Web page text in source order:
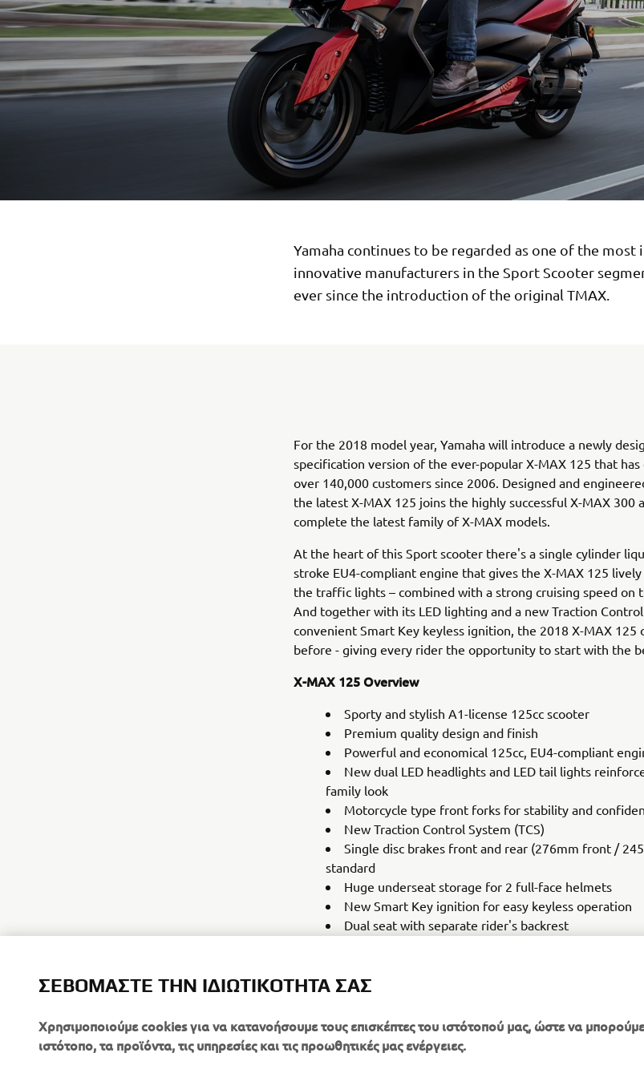
Yamaha continues to be regarded as one of the most
innovative manufacturers in the Sport Scooter
ever since the introduction of the original TMAX.
For the 2018 model year, Yamaha will introduce a newly
specification version of the ever-popular X-MAX 125 that
over 140,000 customers since 2006. Designed and
the latest X-MAX 125 joins the highly successful X-MAX 300
complete the latest family of X-MAX models.
At the heart of this Sport scooter there's a single cylinder
stroke EU4-compliant engine that gives the X-MAX 125
the traffic lights – combined with a strong cruising speed on
And together with its LED lighting and a new Traction
convenient Smart Key keyless ignition, the 2018 X-MAX
before - giving every rider the opportunity to start with the
X-MAX 125 Overview
Sporty and stylish A1-license 125cc scooter
Premium quality design and finish
Powerful and economical 125cc, EU4-compliant
New dual LED headlights and LED tail lights
family look
Motorcycle type front forks for stability and
New Traction Control System (TCS)
Single disc brakes front and rear (276mm front /
standard
Huge underseat storage for 2 full-face helmets
New Smart Key ignition for easy keyless operation
Dual seat with separate rider's backrest
Adjustable screen and handlebars
ΣΕΒΌΜΑΣΤΕ ΤΗΝ ΙΔΙΩΤΙΚΌΤΗΤΆ ΣΑΣ
Χρησιμοποιούμε cookies για να κατανοήσουμε τους επισκέπτες του ιστότοπού μας, ώστε να
ιστότοπο, τα προϊόντα, τις υπηρεσίες και τις προωθητικές μας ενέργειες.